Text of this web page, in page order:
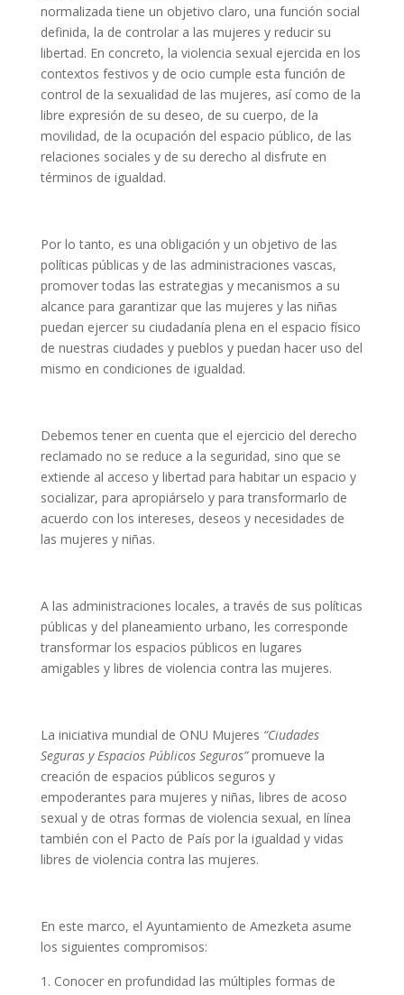
normalizada tiene un objetivo claro, una función social
definida, la de controlar a las mujeres y reducir su
libertad. En concreto, la violencia sexual ejercida en los
contextos festivos y de ocio cumple esta función de
control de la sexualidad de las mujeres, así como de la
libre expresión de su deseo, de su cuerpo, de la
movilidad, de la ocupación del espacio público, de las
relaciones sociales y de su derecho al disfrute en
términos de igualdad.
Por lo tanto, es una obligación y un objetivo de las
políticas públicas y de las administraciones vascas,
promover todas las estrategias y mecanismos a su
alcance para garantizar que las mujeres y las niñas
puedan ejercer su ciudadanía plena en el espacio físico
de nuestras ciudades y pueblos y puedan hacer uso del
mismo en condiciones de igualdad.
Debemos tener en cuenta que el ejercicio del derecho
reclamado no se reduce a la seguridad, sino que se
extiende al acceso y libertad para habitar un espacio y
socializar, para apropiárselo y para transformarlo de
acuerdo con los intereses, deseos y necesidades de
las mujeres y niñas.
A las administraciones locales, a través de sus políticas
públicas y del planeamiento urbano, les corresponde
transformar los espacios públicos en lugares
amigables y libres de violencia contra las mujeres.
La iniciativa mundial de ONU Mujeres “Ciudades
Seguras y Espacios Públicos Seguros”promueve la
creación de espacios públicos seguros y
empoderantes para mujeres y niñas, libres de acoso
sexual y de otras formas de violencia sexual, en línea
también con el Pacto de País por la igualdad y vidas
libres de violencia contra las mujeres.
En este marco, el Ayuntamiento de Amezketa asume
los siguientes compromisos:
Conocer en profundidad las múltiples formas de